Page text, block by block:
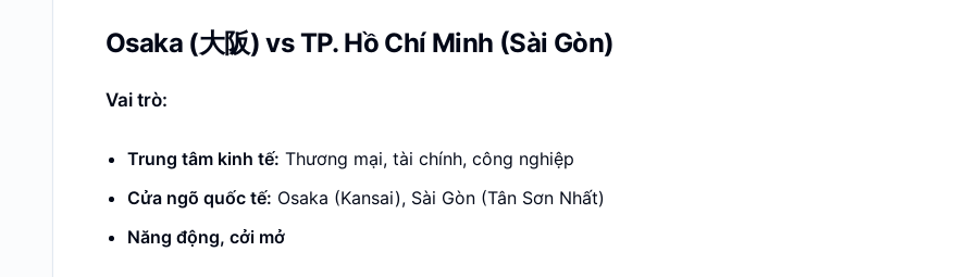
Osaka (大阪) vs TP. Hồ Chí Minh (Sài Gòn)
Vai trò:
Trung tâm kinh tế: Thương mại, tài chính, công nghiệp
Cửa ngõ quốc tế: Osaka (Kansai), Sài Gòn (Tân Sơn Nhất)
Năng động, cởi mở